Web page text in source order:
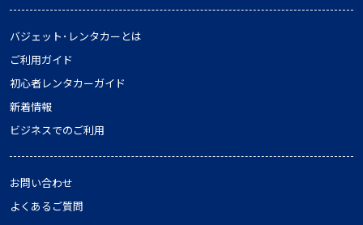
バジェット･レンタカーとは
ご利用ガイド
初心者レンタカーガイド
新着情報
ビジネスでのご利用
お問い合わせ
よくあるご質問